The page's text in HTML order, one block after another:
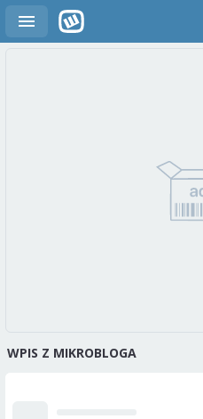
WPIS Z MIKROBLOGA